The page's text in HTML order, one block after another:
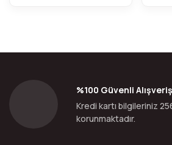
%100 Güvenli Alışveriş
Kredi kartı bilgileriniz
korunmaktadır.